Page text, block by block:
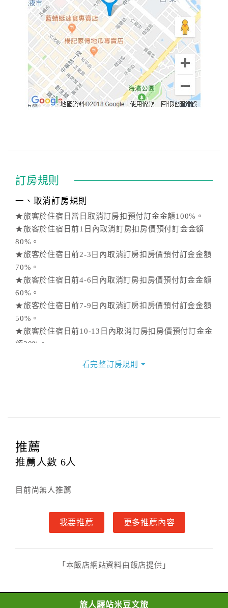
訂房規則
一、取消訂房規則
★旅客於住宿日當日取消訂房扣預付訂金金額100%。
★旅客於住宿日前1日內取消訂房扣房價預付訂金金額
80%。
★旅客於住宿日前2-3日內取消訂房扣房價預付訂金金額
70%。
★旅客於住宿日前4-6日內取消訂房扣房價預付訂金金額
60%。
★旅客於住宿日前7-9日內取消訂房扣房價預付訂金金額
50%。
★旅客於住宿日前10-13日內取消訂房扣房價預付訂金金
額30%。
場索取。
本網頁提供簡單又安全的交易環境，在進行訂購前，需
請您先填寫個人資料。您的個人資料都僅供飯店使用，
或移作其他目的使用。
．未滿18歲使用網站訂房，需先取得其監護人閱讀、了
解並同意所有契約內容與規則，方可繼續後續訂購流
．未滿18歲之使用者無法單獨住宿，一經查獲可拒絕入
看完整訂房規則
推薦
推薦人數 6人
目前尚無人推薦
我要推薦 更多推薦內容
「本飯店網站資料由飯店提供」
旅人驛站米豆文旅